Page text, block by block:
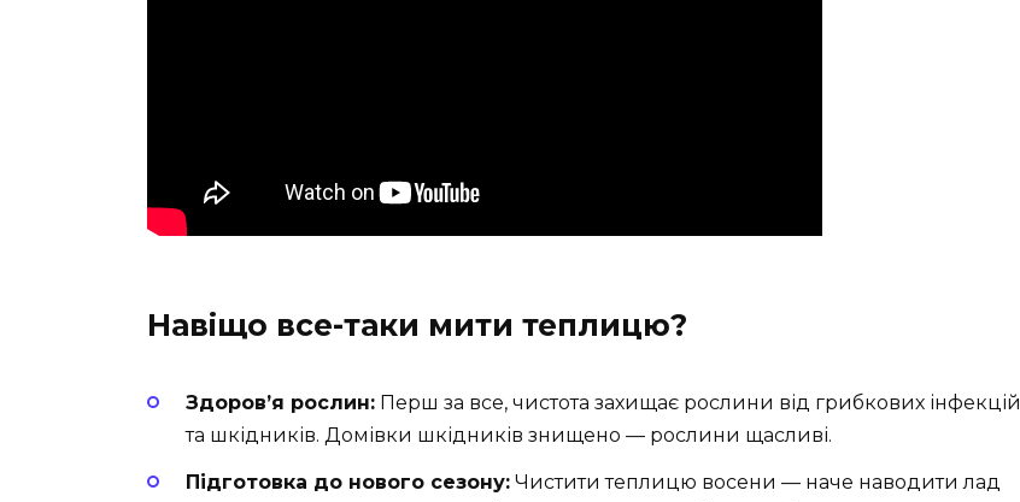
Навіщо все-таки мити теплицю?
Здоров’я рослин: Перш за все, чистота захищає рослини від грибкових інфекцій
та шкідників. Домівки шкідників знищено — рослини щасливі.
Підготовка до нового сезону: Чистити теплицю восени — наче наводити лад